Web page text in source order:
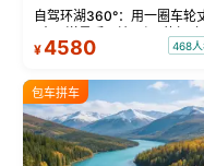
物！
自驾环湖360°：用一圈车轮
“大西洋最后一滴眼泪”的极
蓝。 赛湖旅拍：甄选多款风
绝美瞬间。 赛湖坦克300跟
频：专业摄影师...
¥4580 468
包车拼车